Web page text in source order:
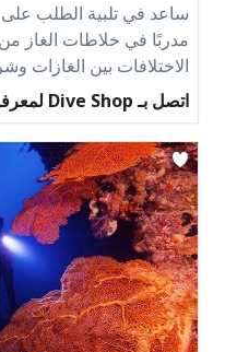
ساعد في تلبية الطلب
الاختلافات بين الغازات
اتصل بـ Dive Shop لمعرفة السعر